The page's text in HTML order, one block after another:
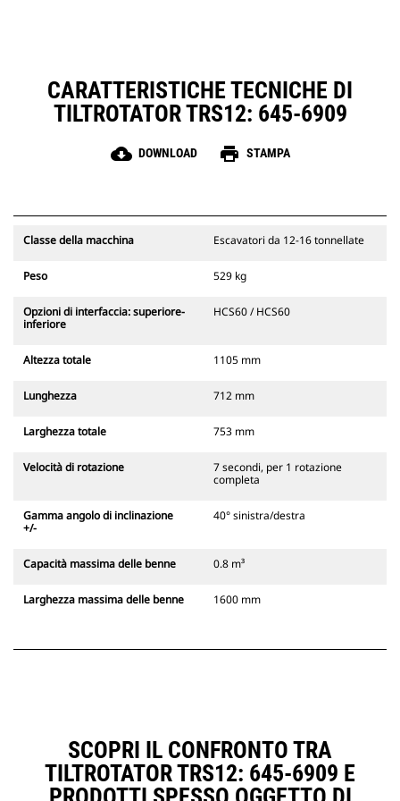
vita utile e a semplificare la
manutenzione
CARATTERISTICHE TECNICHE DI
TILTROTATOR TRS12: 645-6909
cloud_download DOWNLOAD print STAMPA
Classe della macchina Escavatori da 12-16 tonnellate
Peso 529 kg
Opzioni di interfaccia: superiore-
inferiore
HCS60 / HCS60
Altezza totale 1105 mm
Lunghezza 712 mm
Larghezza totale 753 mm
Velocità di rotazione
7 secondi, per 1 rotazione
completa
Gamma angolo di inclinazione
+/-
40° sinistra/destra
Capacità massima delle benne 0.8 m³
Larghezza massima delle benne 1600 mm
SCOPRI IL CONFRONTO TRA
TILTROTATOR TRS12: 645-6909 E